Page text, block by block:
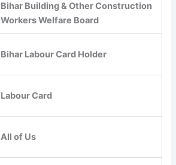
Bihar Building & Other Construction
Workers Welfare Board
Bihar Labour Card Holder
Labour Card
All of Us